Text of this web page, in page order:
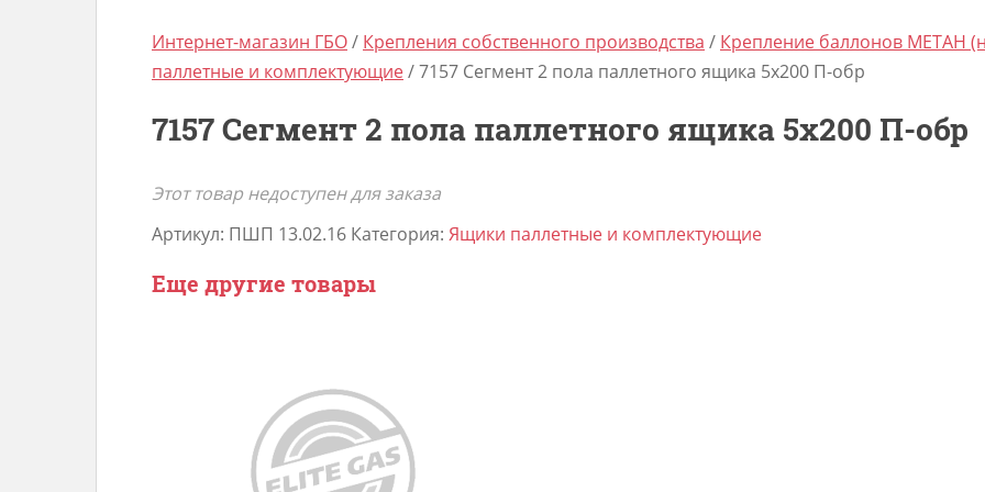
Интернет-магазин ГБО/ Крепления собственного производства / Крепление баллонов МЕТАН
паллетные и комплектующие/ 7157 Сегмент 2 пола паллетного ящика 5х200 П-обр
7157 Сегмент 2 пола паллетного ящика 5х200 П-обр
Этот товар недоступен для заказа
Артикул: ПШП 13.02.16 Категория: Ящики паллетные и комплектующие
Еще другие товары